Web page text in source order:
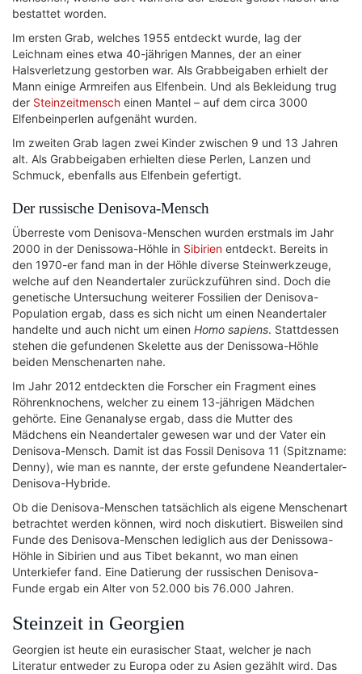
bestattet worden.
Im ersten Grab, welches 1955 entdeckt wurde, lag der
Leichnam eines etwa 40-jährigen Mannes, der an einer
Halsverletzung gestorben war. Als Grabbeigaben erhielt der
Mann einige Armreifen aus Elfenbein. Und als Bekleidung trug
der Steinzeitmensch einen Mantel – auf dem circa 3000
Elfenbeinperlen aufgenäht wurden.
Im zweiten Grab lagen zwei Kinder zwischen 9 und 13 Jahren
alt. Als Grabbeigaben erhielten diese Perlen, Lanzen und
Schmuck, ebenfalls aus Elfenbein gefertigt.
Der russische Denisova-Mensch
Überreste vom Denisova-Menschen wurden erstmals im Jahr
2000 in der Denissowa-Höhle in Sibirien entdeckt. Bereits in
den 1970-er fand man in der Höhle diverse Steinwerkzeuge,
welche auf den Neandertaler zurückzuführen sind. Doch die
genetische Untersuchung weiterer Fossilien der Denisova-
Population ergab, dass es sich nicht um einen Neandertaler
handelte und auch nicht um einen Homo sapiens. Stattdessen
stehen die gefundenen Skelette aus der Denissowa-Höhle
beiden Menschenarten nahe.
Im Jahr 2012 entdeckten die Forscher ein Fragment eines
Röhrenknochens, welcher zu einem 13-jährigen Mädchen
gehörte. Eine Genanalyse ergab, dass die Mutter des
Mädchens ein Neandertaler gewesen war und der Vater ein
Denisova-Mensch. Damit ist das Fossil Denisova 11 (Spitzname:
Denny), wie man es nannte, der erste gefundene Neandertaler-
Denisova-Hybride.
Ob die Denisova-Menschen tatsächlich als eigene Menschenart
betrachtet werden können, wird noch diskutiert. Bisweilen sind
Funde des Denisova-Menschen lediglich aus der Denissowa-
Höhle in Sibirien und aus Tibet bekannt, wo man einen
Unterkiefer fand. Eine Datierung der russischen Denisova-
Funde ergab ein Alter von 52.000 bis 76.000 Jahren.
Steinzeit in Georgien
Georgien ist heute ein eurasischer Staat, welcher je nach
Literatur entweder zu Europa oder zu Asien gezählt wird. Das